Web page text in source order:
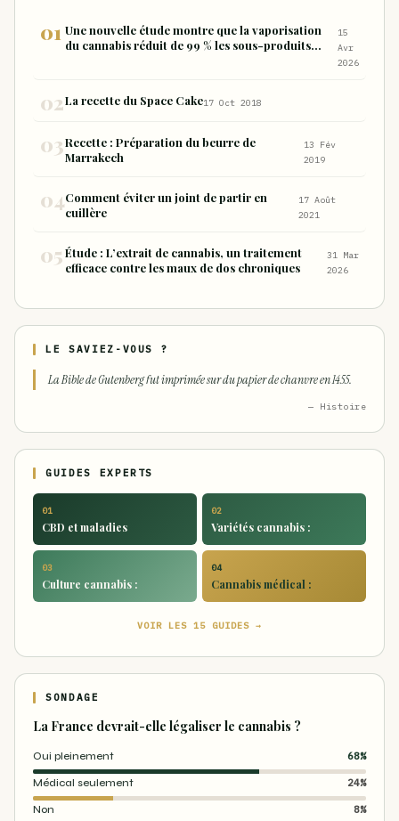
Une nouvelle étude montre que la vaporisation
du cannabis réduit de 99 % les sous-produits
15
Avr
2026
La recette du Space Cake17 Oct 2018
Recette : Préparation du beurre de
Marrakech
13 Fév
2019
Comment éviter un joint de partir en
cuillère
17 Août
2021
Étude : L’extrait de cannabis, un traitement
efficace contre les maux de dos chroniques
31 Mar
2026
LE SAVIEZ-VOUS ?
La Bible de Gutenberg fut imprimée sur du papier de chanvre en 1455.
— Histoire
GUIDES EXPERTS
01
CBD et maladies
02
Variétés cannabis :
03
Culture cannabis :
04
Cannabis médical :
VOIR LES 15 GUIDES →
SONDAGE
La France devrait-elle légaliser le cannabis ?
Oui pleinement 68%
Médical seulement 24%
Non 8%